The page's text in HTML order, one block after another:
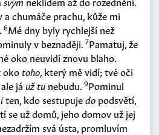
chumáče prachu, kůže mi
6Mé dny byly rychlejší než
v beznaději. 7Pamatuj, že
oko neuvidí znovu blaho.
oko toho, který mě vidí; tvé oči
ale já už tu nebudu. 9Pominul
ten, kdo sestupujedo podsvětí,
se už domů, jeho domov už jej
svá ústa, promluvím